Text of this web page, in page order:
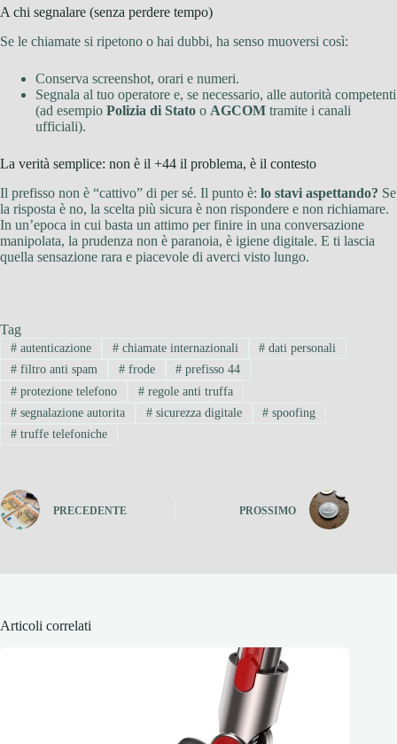
A chi segnalare (senza perdere tempo)
Se le chiamate si ripetono o hai dubbi, ha senso muoversi così:
Conserva screenshot, orari e numeri.
Segnala al tuo operatore e, se necessario, alle autorità competenti
(ad esempio Polizia di Stato o AGCOM tramite i canali
ufficiali).
La verità semplice: non è il +44 il problema, è il contesto
Il prefisso non è “cattivo” di per sé. Il punto è: lo stavi aspettando? Se
la risposta è no, la scelta più sicura è non rispondere e non richiamare.
In un’epoca in cui basta un attimo per finire in una conversazione
manipolata, la prudenza non è paranoia, è igiene digitale. E ti lascia
quella sensazione rara e piacevole di averci visto lungo.
Tag
#autenticazione #chiamate internazionali # dati personali
#filtro anti spam #frode # prefisso 44
#protezione telefono #regole anti truffa
#segnalazione autorita #sicurezza digitale # spoofing
#truffe telefoniche
PRECEDENTE PROSSIMO
Articoli correlati